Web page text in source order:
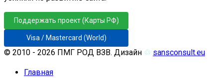
Поддержать проект (Карты РФ)
Visa / Mastercard (World)
© 2010 - 2026 ПМГ РОД ВЗВ. Дизайн ♲ sansconsult.eu
Главная